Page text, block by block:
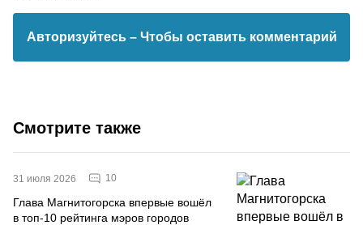
Авторизуйтесь – Чтобы оставить комментарий
Смотрите также
31 июля 2026 10
Глава Магнитогорска впервые вошёл
в топ-10 рейтинга мэров городов